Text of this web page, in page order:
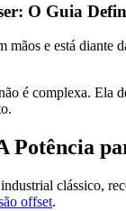
O Guia
mãos e está diante
é complexa. Ela
Potência
clássico,
offset.